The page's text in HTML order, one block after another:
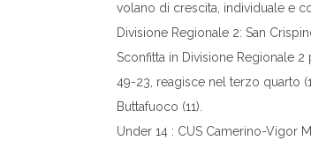
volano di crescita, individuale e
Divisione Regionale 2: San
Sconfitta in Divisione Regionale
49-23, reagisce nel terzo quarto
Buttafuoco (11).
Under 14 : CUS Camerino-Vigor